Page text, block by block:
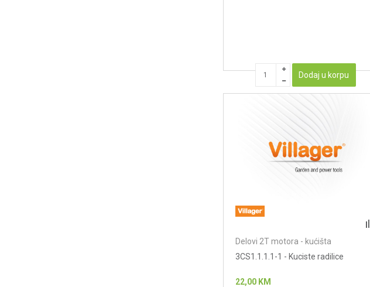
Dodaj u korpu
Delovi 2T motora - kućišta
3CS1.1.1.1-1 - Kuciste radilice
22,00 KM